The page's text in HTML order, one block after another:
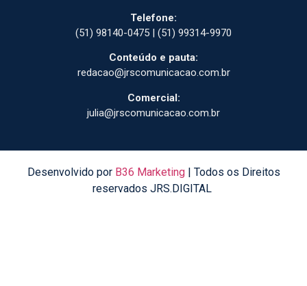
Telefone:
(51) 98140-0475 | (51) 99314-9970
Conteúdo e pauta:
redacao@jrscomunicacao.com.br
Comercial:
julia@jrscomunicacao.com.br
Desenvolvido por B36 Marketing| Todos os Direitos
reservados JRS.DIGITAL